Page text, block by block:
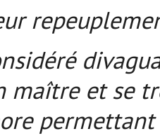
maître et se
permettant